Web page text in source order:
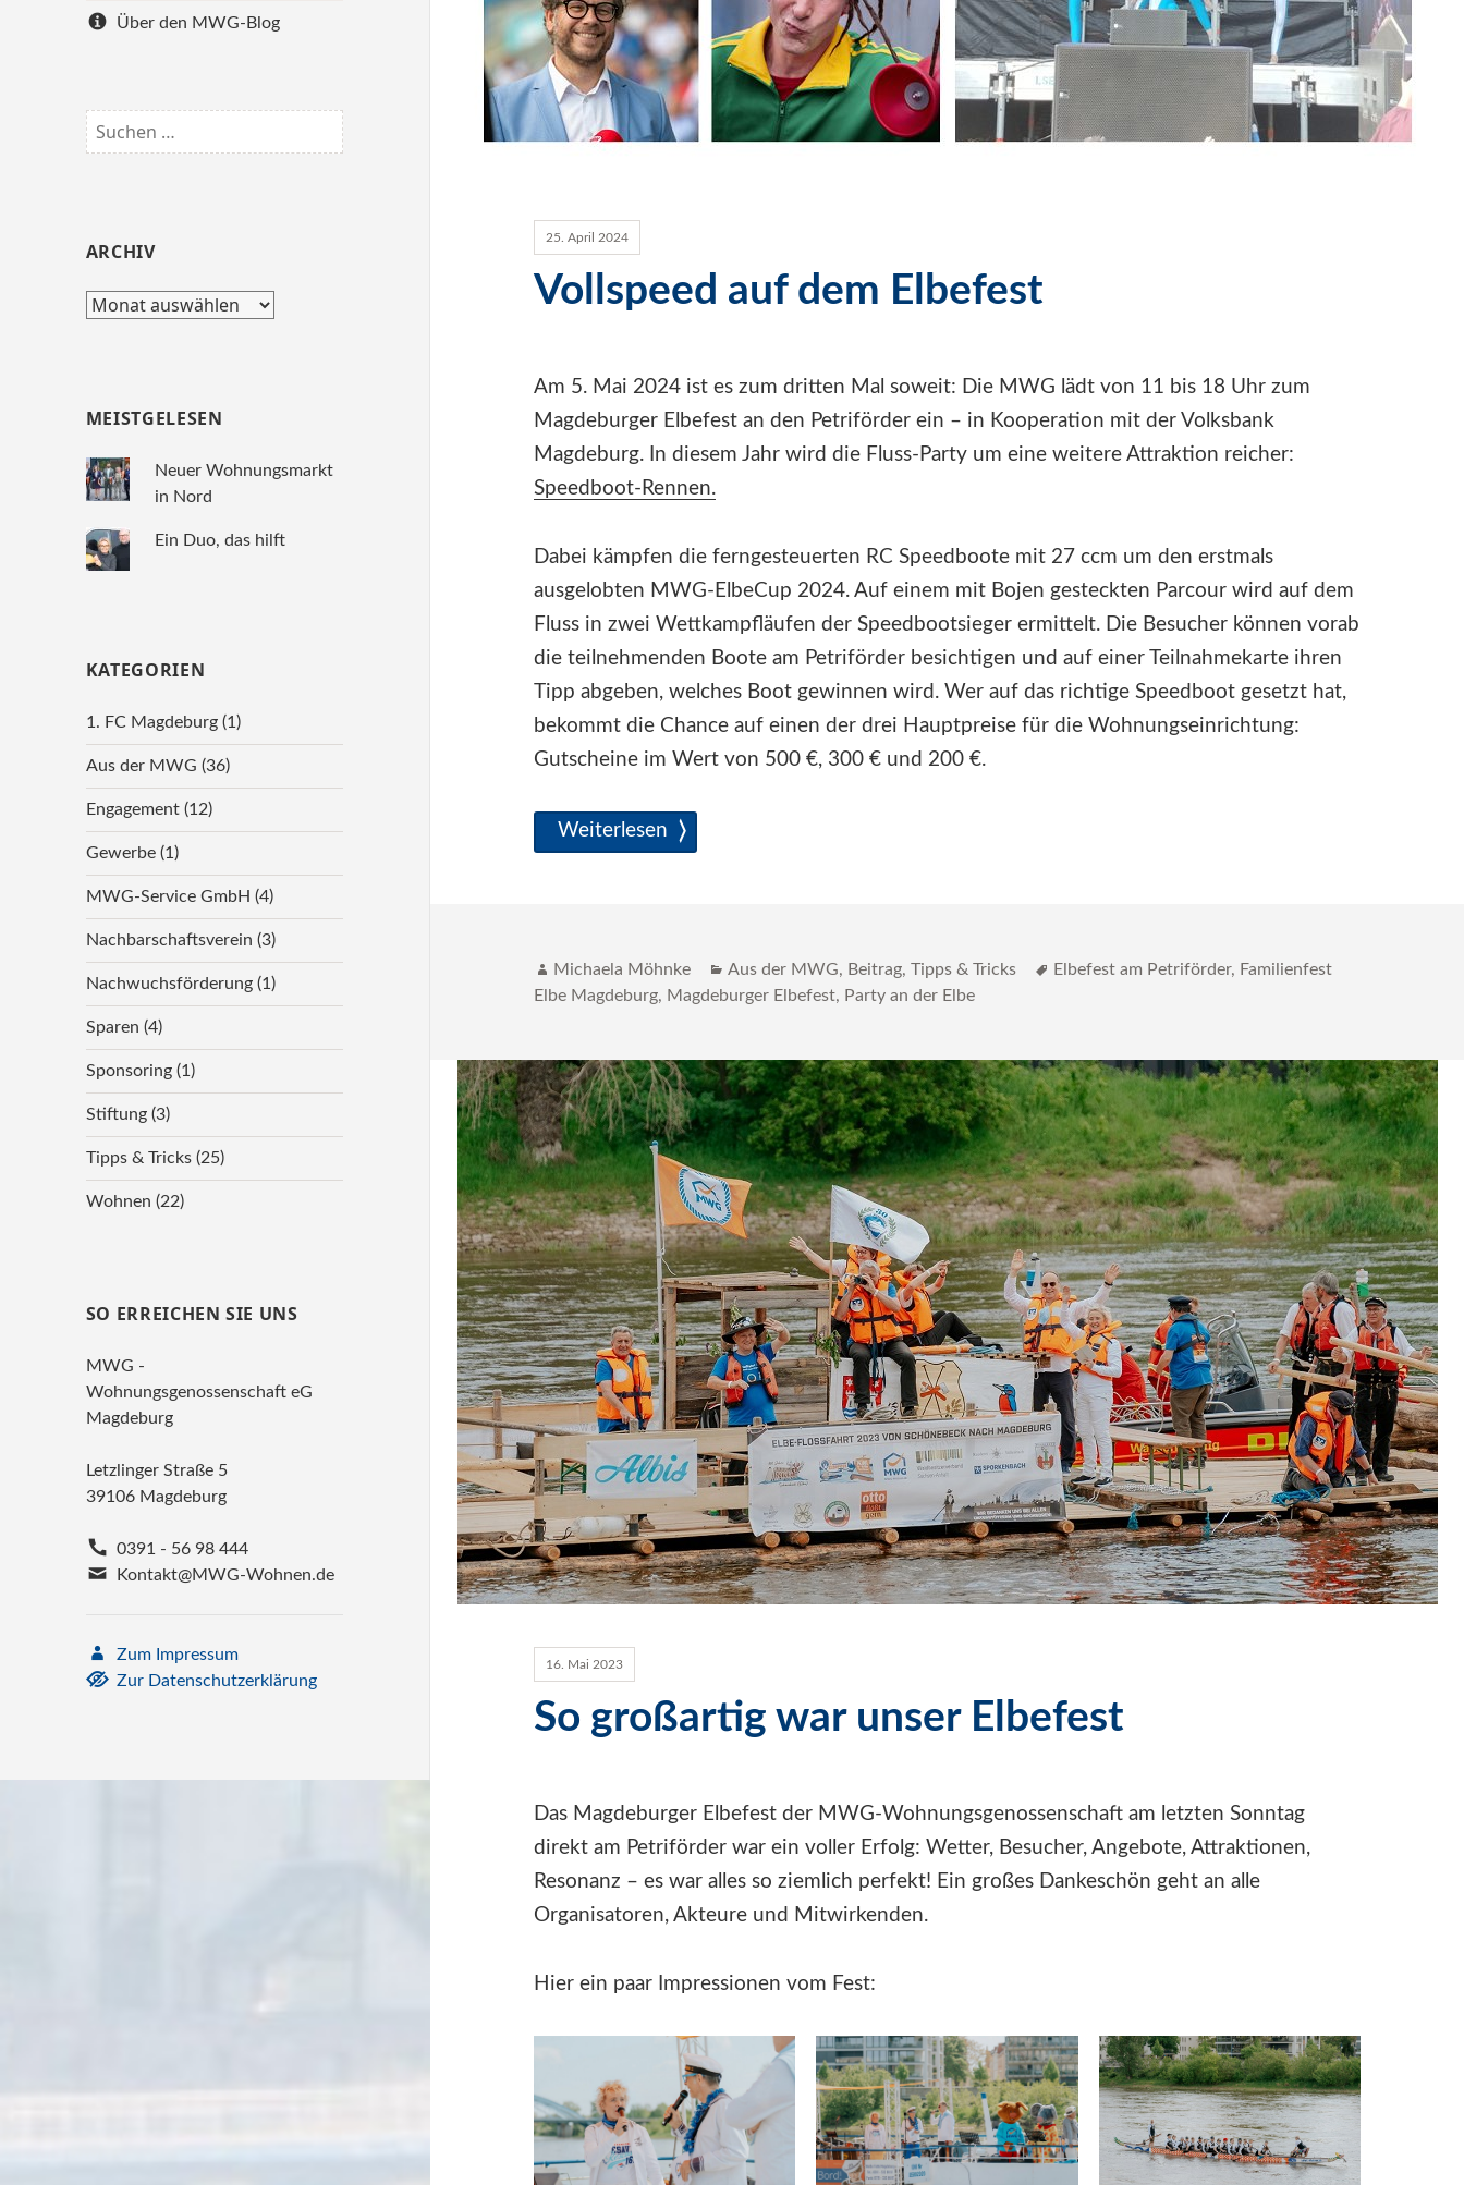
Über den MWG-Blog
Suchen
nach:
ARCHIV
Archiv
MEISTGELESEN
Neuer Wohnungsmarkt
in Nord
Ein Duo, das hilft
KATEGORIEN
1. FC Magdeburg(1)
Aus der MWG (36)
Engagement(12)
Gewerbe(1)
MWG-Service GmbH (4)
Nachbarschaftsverein (3)
Nachwuchsförderung(1)
Sparen (4)
Sponsoring(1)
Stiftung(3)
Tipps & Tricks(25)
Wohnen (22)
SO ERREICHEN SIE UNS
MWG -
Wohnungsgenossenschaft eG
Magdeburg
Letzlinger Straße 5
39106 Magdeburg
0391 - 56 98 444
Kontakt@MWG-Wohnen.de
Zum Impressum
Zur Datenschutzerklärung
25. April 2024
Vollspeed auf dem Elbefest
Am 5. Mai 2024 ist es zum dritten Mal soweit: Die MWG lädt von 11 bis 18 Uhr zum
Magdeburger Elbefest an den Petriförder ein – in Kooperation mit der Volksbank
Magdeburg. In diesem Jahr wird die Fluss-Party um eine weitere Attraktion reicher:
Speedboot-Rennen.
Dabei kämpfen die ferngesteuerten RC Speedboote mit 27 ccm um den erstmals
ausgelobten MWG-ElbeCup 2024. Auf einem mit Bojen gesteckten Parcour wird auf dem
Fluss in zwei Wettkampfläufen der Speedbootsieger ermittelt. Die Besucher können vorab
die teilnehmenden Boote am Petriförder besichtigen und auf einer Teilnahmekarte ihren
Tipp abgeben, welches Boot gewinnen wird. Wer auf das richtige Speedboot gesetzt hat,
bekommt die Chance auf einen der drei Hauptpreise für die Wohnungseinrichtung:
Gutscheine im Wert von 500 €, 300 € und 200 €.
Weiterlesen Vollspeed auf dem Elbefest
Autor
Michaela Möhnke Katgeorien
Aus der MWG, Beitrag,Tipps & Tricks Schlagwörter
Elbefest am Petriförder, Familienfest
Elbe Magdeburg, Magdeburger Elbefest, Party an der Elbe
16. Mai 2023
So großartig war unser Elbefest
Das Magdeburger Elbefest der MWG-Wohnungsgenossenschaft am letzten Sonntag
direkt am Petriförder war ein voller Erfolg: Wetter, Besucher, Angebote, Attraktionen,
Resonanz – es war alles so ziemlich perfekt! Ein großes Dankeschön geht an alle
Organisatoren, Akteure und Mitwirkenden.
Hier ein paar Impressionen vom Fest: